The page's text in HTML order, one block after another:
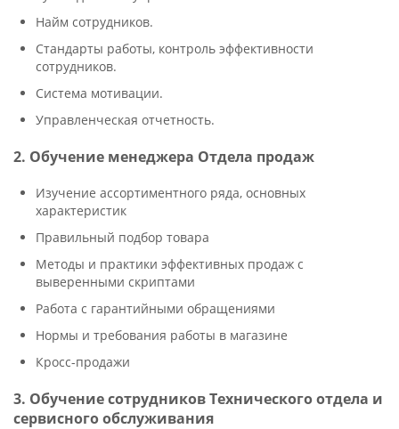
Найм сотрудников.
Стандарты работы, контроль эффективности
сотрудников.
Система мотивации.
Управленческая отчетность.
2. Обучение менеджера Отдела продаж
Изучение ассортиментного ряда, основных
характеристик
Правильный подбор товара
Методы и практики эффективных продаж с
выверенными скриптами
Работа с гарантийными обращениями
Нормы и требования работы в магазине
Кросс-продажи
3. Обучение сотрудников Технического отдела и
сервисного обслуживания